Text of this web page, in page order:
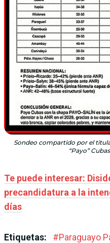
Sondeo compartido por el
“Payo”
Te puede interesar:
precandidatura a la
días
Etiquetas: #Paraguayo